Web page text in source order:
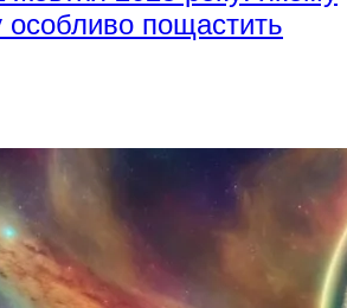
особливо пощастить